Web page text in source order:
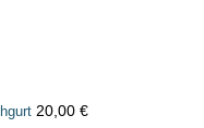
20,00 €